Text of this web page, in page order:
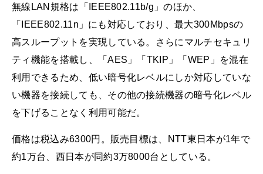
無線LAN規格は「IEEE802.11b/g」のほか、
「IEEE802.11n」にも対応しており、最大300Mbpsの
高スループットを実現している。さらにマルチセキュリ
ティ機能を搭載し、「AES」「TKIP」「WEP」を混在
利用できるため、低い暗号化レベルにしか対応していな
い機器を接続しても、その他の接続機器の暗号化レベル
を下げることなく利用可能だ。
価格は税込み6300円。販売目標は、NTT東日本が1年で
約1万台、西日本が同約3万8000台としている。